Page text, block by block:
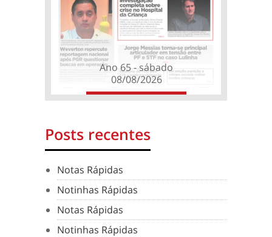
Ano 65 - sábado
08/08/2026
Posts recentes
Notas Rápidas
Notinhas Rápidas
Notas Rápidas
Notinhas Rápidas